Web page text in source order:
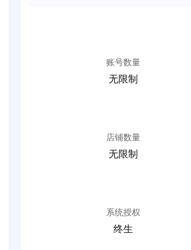
账号数量
无限制
店铺数量
无限制
系统授权
终生